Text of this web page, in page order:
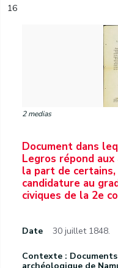
16
2 medias
Document dans
Legros répond
la part de
candidature au
civiques de la 2e
Date 30 juillet 1848.
Contexte :